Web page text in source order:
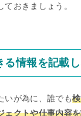
ておきましょう。
る情報を記載
いが為に、誰でも
ェクトや仕事内容